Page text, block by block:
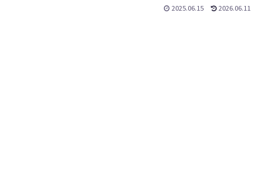
2025.06.15 2026.06.11